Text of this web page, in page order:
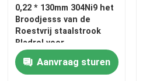
Huis
Producten
0,22 * 130mm 304Ni9 het
Broodjesss van de
Roestvrij staalstrook
Bladrol voor
Precisiebuis
Aanvraag sturen